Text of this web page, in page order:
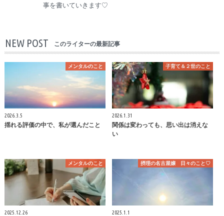
事を書いていきます♡
NEW POST このライターの最新記事
メンタルのこと
2026.3.5
揺れる評価の中で、私が選んだこと
子育て＆２世のこと
2026.1.31
関係は変わっても、思い出は消えな
い
メンタルのこと
2025.12.26
摂理の名古屋嬢 日々のこと♡
2025.1.1